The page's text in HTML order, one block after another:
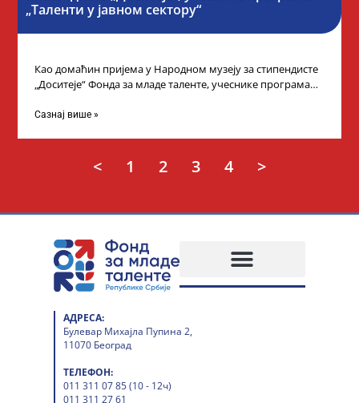
„Таленти у јавном сектору“
Као домаћин пријема у Народном музеју за стипендисте
„Доситеје“ Фонда за младе таленте, учеснике програма
Сазнај више »
< 1 2 3 4 >
АДРЕСА:
Булевар Михајла Пупина 2,
11070 Београд
ТЕЛЕФОН:
011 311 07 85 (10 - 12ч)
011 311 27 61